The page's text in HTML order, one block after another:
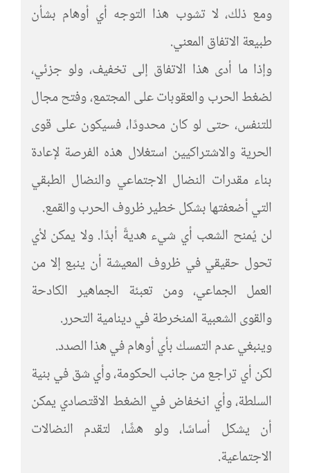
ومع ذلك، لا تشوب هذا التوجه أي أوهام بشأن
طبيعة الاتفاق المعني.
وإذا ما أدى هذا الاتفاق إلى تخفيف، ولو جزئي،
لضغط الحرب والعقوبات على المجتمع، وفتح مجال
للتنفس، حتى لو كان محدودًا، فسيكون على قوى
الحرية والاشتراكيين استغلال هذه الفرصة لإعادة
بناء مقدرات النضال الاجتماعي والنضال الطبقي
التي أضعفتها بشكل خطير ظروف الحرب والقمع.
لن يُمنح الشعب أي شيء هديةً أبدًا. ولا يمكن لأي
تحول حقيقي في ظروف المعيشة أن ينبع إلا من
العمل الجماعي، ومن تعبئة الجماهير الكادحة
والقوى الشعبية المنخرطة في دينامية التحرر.
وينبغي عدم التمسك بأي أوهام في هذا الصدد.
لكن أي تراجع من جانب الحكومة، وأي شق في بنية
السلطة، وأي انخفاض في الضغط الاقتصادي يمكن
أن يشكل أساسًا، ولو هشًا، لتقدم النضالات
الاجتماعية.